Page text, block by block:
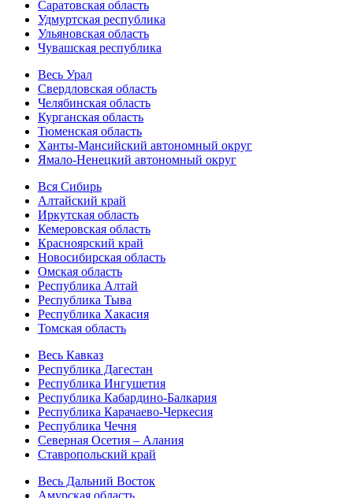
Саратовская область
Удмуртская республика
Ульяновская область
Чувашская республика
Весь Урал
Свердловская область
Челябинская область
Курганская область
Тюменская область
Ханты-Мансийский автономный округ
Ямало-Ненецкий автономный округ
Вся Сибирь
Алтайский край
Иркутская область
Кемеровская область
Красноярский край
Новосибирская область
Омская область
Республика Алтай
Республика Тыва
Республика Хакасия
Томская область
Весь Кавказ
Республика Дагестан
Республика Ингушетия
Республика Кабардино-Балкария
Республика Карачаево-Черкесия
Республика Чечня
Северная Осетия – Алания
Ставропольский край
Весь Дальний Восток
Амурская область